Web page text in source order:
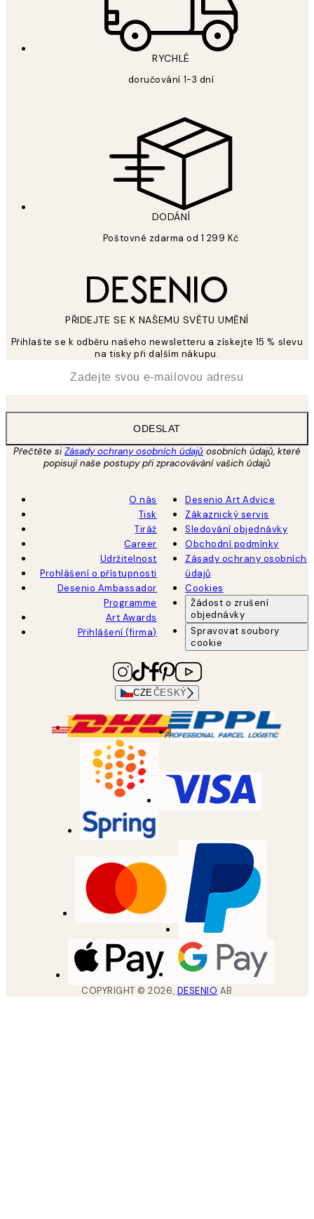
RYCHLÉ
doručování 1-3 dní
DODÁNÍ
Poštovné zdarma od 1 299 Kč
PŘIDEJTE SE K NAŠEMU SVĚTU UMĚNÍ
Přihlašte se k odběru našeho newsletteru a získejte 15 % slevu
na tisky při dalším nákupu.
ODESLAT
Přečtěte siZásady ochrany osobních údajů osobních údajů, které
popisují naše postupy při zpracovávání vašich údajů
O nás
Tisk
Tiráž
Career
Udržitelnost
Prohlášení o přístupnosti
Desenio Ambassador
Programme
Art Awards
Přihlášení (firma)
Desenio Art Advice
Zákaznický servis
Sledování objednávky
Obchodní podmínky
Zásady ochrany osobních
údajů
Cookies
Žádost o zrušení
objednávky
Spravovat soubory
cookie
CZEČESKÝ
COPYRIGHT ©2026, DESENIO AB